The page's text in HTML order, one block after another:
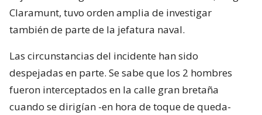
Claramunt, tuvo orden amplia de investigar
también de parte de la jefatura naval.
Las circunstancias del incidente han sido
despejadas en parte. Se sabe que los 2 hombres
fueron interceptados en la calle gran bretaña
cuando se dirigían -en hora de toque de queda-